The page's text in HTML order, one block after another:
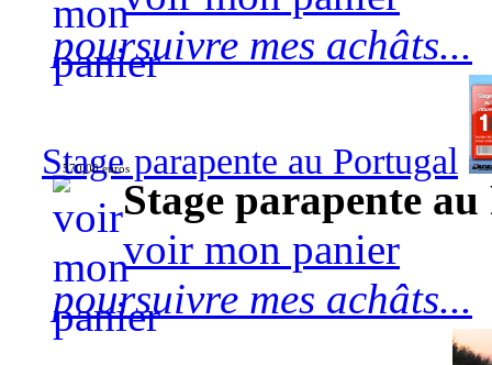
poursuivre mes achâts...
Stage parapente au Portugal
570,00 euros
Stage parapente
voir mon panier
poursuivre mes achâts...